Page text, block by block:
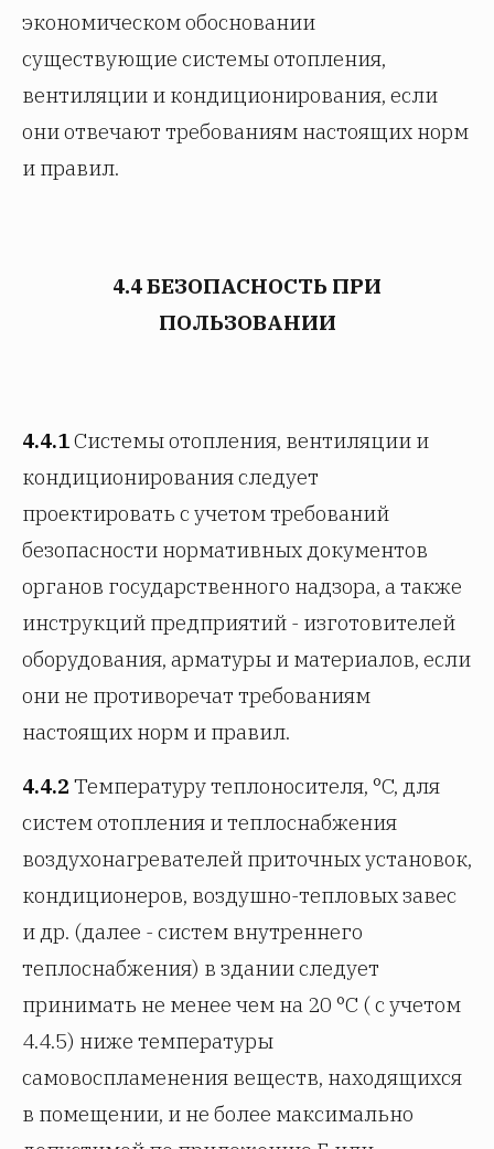
экономическом обосновании
существующие системы отопления,
вентиляции и кондиционирования, если
они отвечают требованиям настоящих норм
и правил.
4.4 БЕЗОПАСНОСТЬ ПРИ
ПОЛЬЗОВАНИИ
4.4.1Системы отопления, вентиляции и
кондиционирования следует
проектировать с учетом требований
безопасности нормативных документов
органов государственного надзора, а также
инструкций предприятий - изготовителей
оборудования, арматуры и материалов, если
они не противоречат требованиям
настоящих норм и правил.
4.4.2 Температуру теплоносителя, °C, для
систем отопления и теплоснабжения
воздухонагревателей приточных установок,
кондиционеров, воздушно-тепловых завес
и др. (далее - систем внутреннего
теплоснабжения) в здании следует
принимать не менее чем на 20 °C ( с учетом
4.4.5) ниже температуры
самовоспламенения веществ, находящихся
в помещении, и не более максимально